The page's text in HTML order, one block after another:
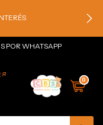
POR WHATSAPP
0